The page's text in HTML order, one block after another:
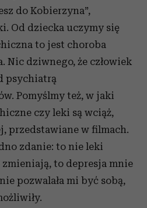
do Kobierzyna”,
Od dziecka uczymy się
to jest choroba
dziwnego, że człowiek
psychiatrą
Pomyślmy też, w jaki
czy leki są wciąż,
przedstawiane w filmach.
zdanie: to nie leki
to depresja mnie
pozwalała mi być sobą,